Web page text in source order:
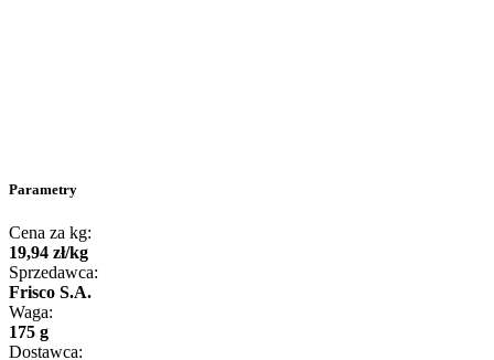
Parametry
Cena za kg:
19,94 zł/kg
Sprzedawca:
Frisco S.A.
Waga:
175 g
Dostawca: